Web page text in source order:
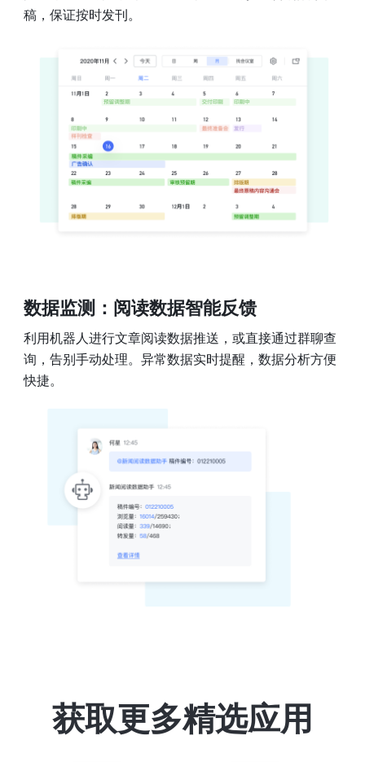
稿，保证按时发刊。
数据监测：阅读数据智能反馈
利用机器人进行文章阅读数据推送，或直接通过群聊查
询，告别手动处理。异常数据实时提醒，数据分析方便
快捷。
获取更多精选应用